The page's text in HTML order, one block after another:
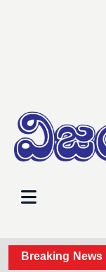
Breaking News
సిరిసిల్ల జిల్లా